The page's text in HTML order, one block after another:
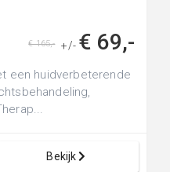
+/- € 69,-
€ 165,-
een huidverbeterende
Bekijk